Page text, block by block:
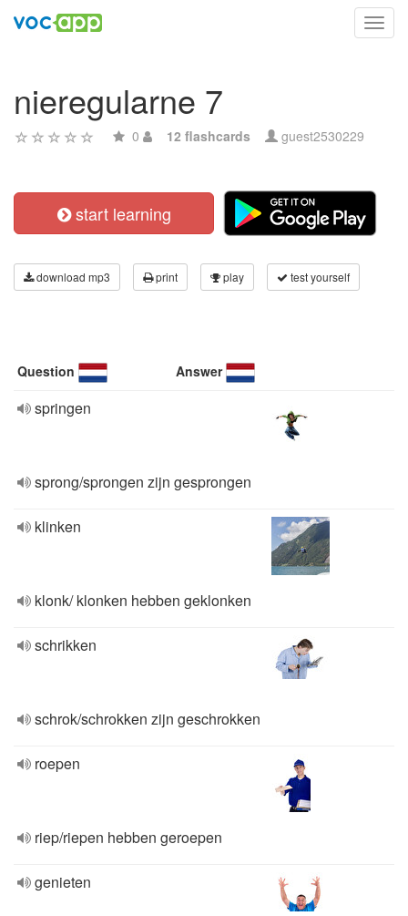
nieregularne 7
0 12 flashcards guest2530229
start learning
download mp3 print play test yourself
Question Answer
springen
sprong/sprongen zijn gesprongen
klinken
klonk/ klonken hebben geklonken
schrikken
schrok/schrokken zijn geschrokken
roepen
riep/riepen hebben geroepen
genieten